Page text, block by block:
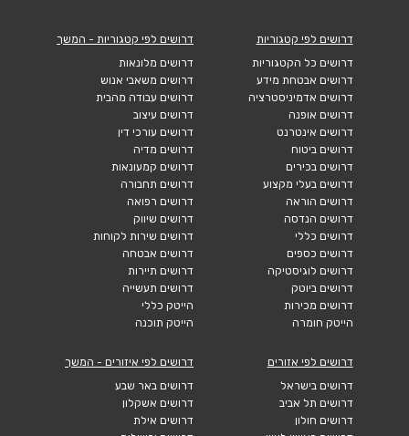
דרושים לפי קטגוריות
דרושים כל הקטגוריות
דרושים אבטחת מידע
דרושים אדמיניסטרציה
דרושים אופנה
דרושים אינטרנט
דרושים ביטוח
דרושים בכירים
דרושים בעלי מקצוע
דרושים הוראה
דרושים הנדסה
דרושים כללי
דרושים כספים
דרושים לוגיסטיקה
דרושים ביוטק
דרושים מכירות
הייטק חומרה
דרושים לפי קטגוריות - המשך
דרושים מלונאות
דרושים משאבי אנוש
דרושים עבודה מהבית
דרושים עיצוב
דרושים עורכי דין
דרושים מדיה
דרושים קמעונאות
דרושים תחבורה
דרושים רפואה
דרושים שיווק
דרושים שירות לקוחות
דרושים אבטחה
דרושים תיירות
דרושים תעשייה
הייטק כללי
הייטק תוכנה
דרושים לפי אזורים
דרושים בישראל
דרושים תל אביב
דרושים חולון
דרושים לפי איזורים - המשך
דרושים באר שבע
דרושים אשקלון
דרושים אילת